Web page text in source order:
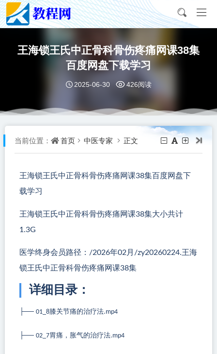
王海锁王氏中正骨科骨伤疼痛网课38集
百度网盘下载学习
2025-06-30 426阅读
当前位置： 首页 中医专家 正文
王海锁王氏中正骨科骨伤疼痛网课38集百度网盘下
载学习
王海锁王氏中正骨科骨伤疼痛网课38集大小共计
1.3G
医学终身会员路径：/2026年02月/zy20260224.王海
锁王氏中正骨科骨伤疼痛网课38集
详细目录：
├── 01_8膝关节痛的治疗法.mp4
├── 02_7胃痛，胀气的治疗法.mp4